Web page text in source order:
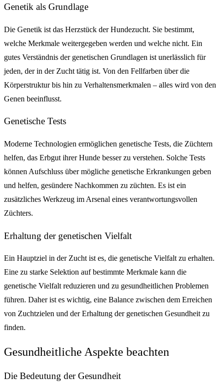
Genetik als Grundlage
Die Genetik ist das Herzstück der Hundezucht. Sie bestimmt,
welche Merkmale weitergegeben werden und welche nicht. Ein
gutes Verständnis der genetischen Grundlagen ist unerlässlich für
jeden, der in der Zucht tätig ist. Von den Fellfarben über die
Körperstruktur bis hin zu Verhaltensmerkmalen – alles wird von den
Genen beeinflusst.
Genetische Tests
Moderne Technologien ermöglichen genetische Tests, die Züchtern
helfen, das Erbgut ihrer Hunde besser zu verstehen. Solche Tests
können Aufschluss über mögliche genetische Erkrankungen geben
und helfen, gesündere Nachkommen zu züchten. Es ist ein
zusätzliches Werkzeug im Arsenal eines verantwortungsvollen
Züchters.
Erhaltung der genetischen Vielfalt
Ein Hauptziel in der Zucht ist es, die genetische Vielfalt zu erhalten.
Eine zu starke Selektion auf bestimmte Merkmale kann die
genetische Vielfalt reduzieren und zu gesundheitlichen Problemen
führen. Daher ist es wichtig, eine Balance zwischen dem Erreichen
von Zuchtzielen und der Erhaltung der genetischen Gesundheit zu
finden.
Gesundheitliche Aspekte beachten
Die Bedeutung der Gesundheit